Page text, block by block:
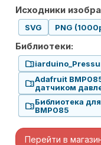
Исходники
SVG PNG
Библиотеки:
folder_zip
folder_zipAdafruit
датчиком
folder_zipБиблиотека
BMP085
Перейти в